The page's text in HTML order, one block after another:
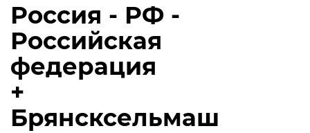
Россия - РФ -
Российская
федерация
+
Брянсксельмаш